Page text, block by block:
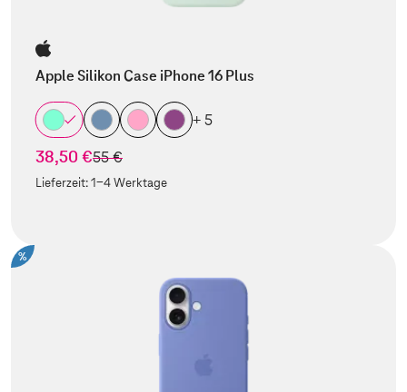
Apple Silikon Case iPhone 16 Plus
+ 5
38,50 €statt
55 €
Lieferzeit:1-4 Werktage
%